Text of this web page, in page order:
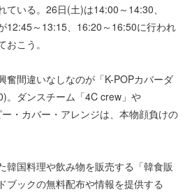
ている。26日(土)は14:00～14:30、
12:45～13:15、16:20～16:50に行われ
こう。
奮間違いなしなのが「K-POPカバーダ
。ダンスチーム「4C crew」や
ー・カバー・アレンジは、本物顔負けの
韓国料理や飲み物を販売する「韓食販
ブックの無料配布や情報を提供する